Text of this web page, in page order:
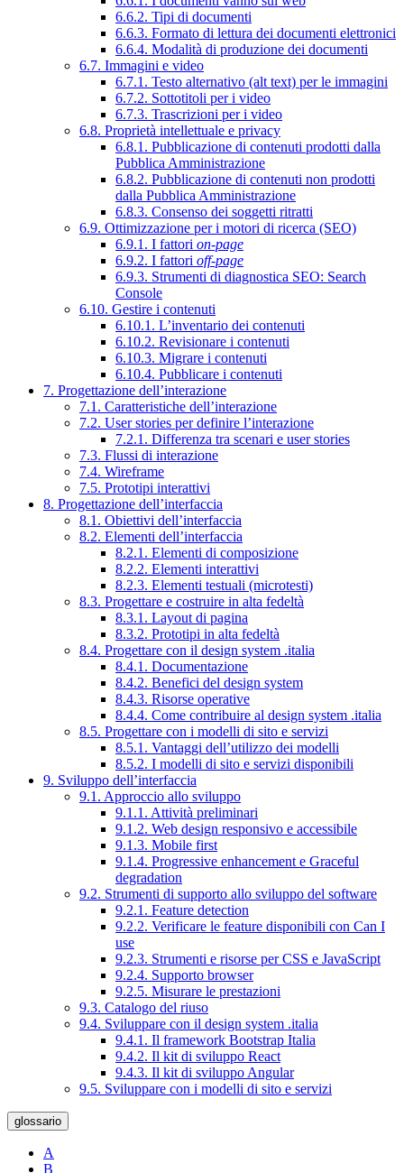
6.6.2. Tipi di documenti
6.6.3. Formato di lettura dei documenti elettronici
6.6.4. Modalità di produzione dei documenti
6.7. Immagini e video
6.7.1. Testo alternativo (alt text) per le immagini
6.7.2. Sottotitoli per i video
6.7.3. Trascrizioni per i video
6.8. Proprietà intellettuale e privacy
6.8.1. Pubblicazione di contenuti prodotti dalla
Pubblica Amministrazione
6.8.2. Pubblicazione di contenuti non prodotti
dalla Pubblica Amministrazione
6.8.3. Consenso dei soggetti ritratti
6.9. Ottimizzazione per i motori di ricerca (SEO)
6.9.1. I fattori on-page
6.9.2. I fattori off-page
6.9.3. Strumenti di diagnostica SEO: Search
Console
6.10. Gestire i contenuti
6.10.1. L’inventario dei contenuti
6.10.2. Revisionare i contenuti
6.10.3. Migrare i contenuti
6.10.4. Pubblicare i contenuti
7. Progettazione dell’interazione
7.1. Caratteristiche dell’interazione
7.2. User stories per definire l’interazione
7.2.1. Differenza tra scenari e user stories
7.3. Flussi di interazione
7.4. Wireframe
7.5. Prototipi interattivi
8. Progettazione dell’interfaccia
8.1. Obiettivi dell’interfaccia
8.2. Elementi dell’interfaccia
8.2.1. Elementi di composizione
8.2.2. Elementi interattivi
8.2.3. Elementi testuali (microtesti)
8.3. Progettare e costruire in alta fedeltà
8.3.1. Layout di pagina
8.3.2. Prototipi in alta fedeltà
8.4. Progettare con il design system .italia
8.4.1. Documentazione
8.4.2. Benefici del design system
8.4.3. Risorse operative
8.4.4. Come contribuire al design system .italia
8.5. Progettare con i modelli di sito e servizi
8.5.1. Vantaggi dell’utilizzo dei modelli
8.5.2. I modelli di sito e servizi disponibili
9. Sviluppo dell’interfaccia
9.1. Approccio allo sviluppo
9.1.1. Attività preliminari
9.1.2. Web design responsivo e accessibile
9.1.3. Mobile first
9.1.4. Progressive enhancement e Graceful
degradation
9.2. Strumenti di supporto allo sviluppo del software
9.2.1. Feature detection
9.2.2. Verificare le feature disponibili con Can I
use
9.2.3. Strumenti e risorse per CSS e JavaScript
9.2.4. Supporto browser
9.2.5. Misurare le prestazioni
9.3. Catalogo del riuso
9.4. Sviluppare con il design system .italia
9.4.1. Il framework Bootstrap Italia
9.4.2. Il kit di sviluppo React
9.4.3. Il kit di sviluppo Angular
9.5. Sviluppare con i modelli di sito e servizi
glossario
A
B